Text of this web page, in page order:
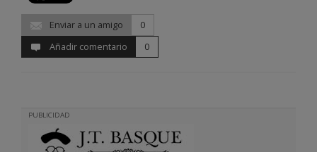
Enviar a un amigo
0
Añadir comentario
0
PUBLICIDAD